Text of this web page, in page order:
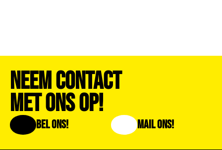
Neem Contact
Met Ons Op!
Bel Ons! Mail Ons!